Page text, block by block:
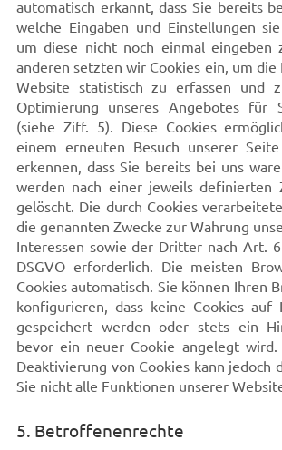
automatisch erkannt, dass Sie bereits
welche Eingaben und Einstellungen
um diese nicht noch einmal eingeben
anderen setzten wir Cookies ein, um
Website statistisch zu erfassen und
Optimierung unseres Angebotes für
(siehe Ziff. 5). Diese Cookies
einem erneuten Besuch unserer
erkennen, dass Sie bereits bei uns
werden nach einer jeweils definierten
gelöscht. Die durch Cookies
die genannten Zwecke zur Wahrung
Interessen sowie der Dritter nach Art.
DSGVO erforderlich. Die meisten
Cookies automatisch. Sie können Ihren
konfigurieren, dass keine Cookies auf
gespeichert werden oder stets ein
bevor ein neuer Cookie angelegt wird.
Deaktivierung von Cookies kann jedoch
Sie nicht alle Funktionen unserer
5. Betroffenenrechte